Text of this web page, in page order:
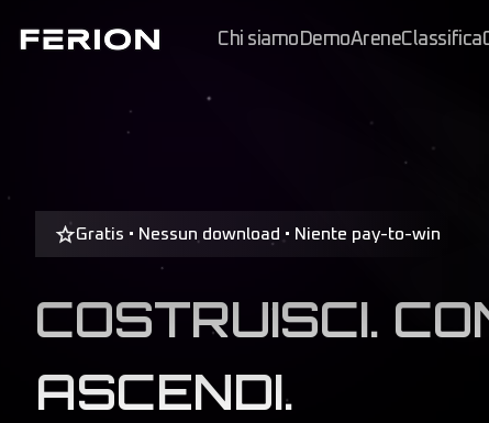
Chi siamo DemoAreneClassifica
Gratis • Nessun download • Niente pay-to-win
COSTRUISCI.
ASCENDI.